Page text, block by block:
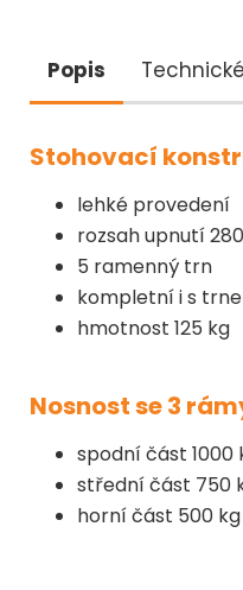
Popis
Stohovací
lehké provedení
rozsah upnutí
5 ramenný trn
kompletní i s
hmotnost 125 kg
Nosnost se 3
spodní část 1000
střední část 750
horní část 500 kg